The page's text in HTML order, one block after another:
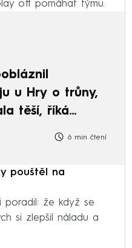
off pomáhat týmu.
u Hry o trůny,
těší, říká
6 min čtení
pouštěl na
poradil: že když se
si zlepšil náladu a